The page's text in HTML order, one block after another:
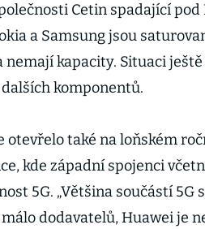
Cetin spadající pod
a Samsung jsou
nemají kapacity. Situaci
komponentů.
otevřelo také na loňském
kde západní spojenci
5G. „Většina součástí 5G
dodavatelů, Huawei je